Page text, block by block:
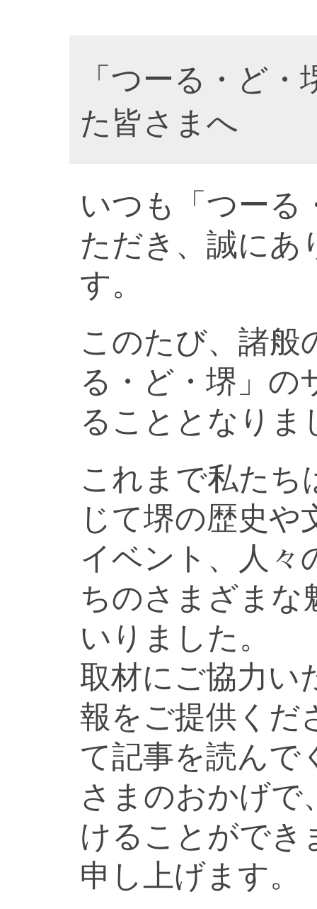
「つーる・ど
た皆さまへ
いつも「つーる
ただき、誠にあ
す。
このたび、諸般
る・ど・堺」の
ることとなりま
これまで私たち
じて堺の歴史や
イベント、人々
ちのさまざまな
いりました。
取材にご協力い
報をご提供くだ
て記事を読んで
さまのおかげで
けることができ
申し上げます。